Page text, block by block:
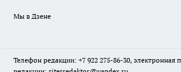
Мы в Дзене
Телефон редакции: +7 922 275-86-30, электронная